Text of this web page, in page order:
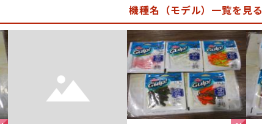
機種名（モデル）一覧を見る